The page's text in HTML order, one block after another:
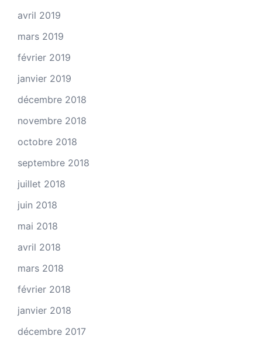
avril 2019
mars 2019
février 2019
janvier 2019
décembre 2018
novembre 2018
octobre 2018
septembre 2018
juillet 2018
juin 2018
mai 2018
avril 2018
mars 2018
février 2018
janvier 2018
décembre 2017